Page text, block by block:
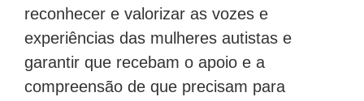
reconhecer e valorizar as vozes e
experiências das mulheres autistas e
garantir que recebam o apoio e a
compreensão de que precisam para